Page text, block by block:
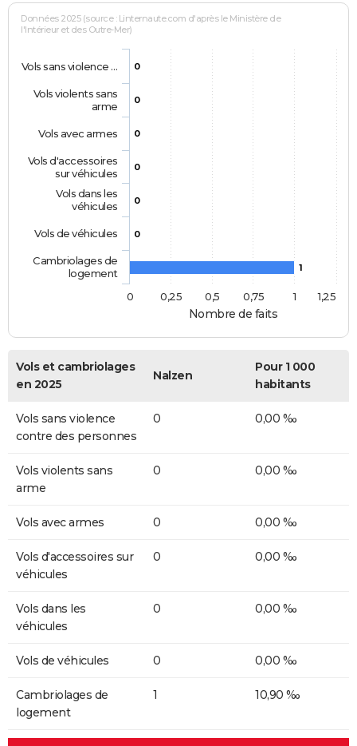
Nombre de faits
Données 2025 (source : Linternaute.com d'après le Ministère de
l'Intérieur et des Outre-Mer)
0
0
0
0
0
0
1
Vols sans violence …
Vols violents sans
arme
Vols avec armes
Vols d'accessoires
sur véhicules
Vols dans les
véhicules
Vols de véhicules
Cambriolages de
logement
0
1
0,25 0,5 0,75 1,25
Vols et cambriolages
en 2025
Nalzen
Pour 1 000
habitants
Vols sans violence
contre des personnes
0 0,00 ‰
Vols violents sans
arme
0 0,00 ‰
Vols avec armes 0 0,00 ‰
Vols d'accessoires sur
véhicules
0 0,00 ‰
Vols dans les
véhicules
0 0,00 ‰
Vols de véhicules 0 0,00 ‰
Cambriolages de
logement
1 10,90 ‰